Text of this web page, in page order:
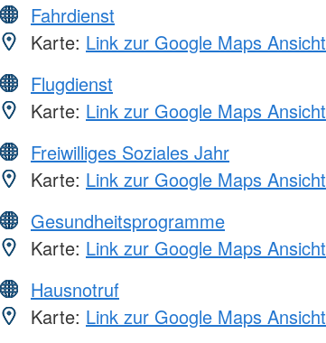
Fahrdienst
Karte: Link zur Google Maps Ansicht
Flugdienst
Karte: Link zur Google Maps Ansicht
Freiwilliges Soziales Jahr
Karte: Link zur Google Maps Ansicht
Gesundheitsprogramme
Karte: Link zur Google Maps Ansicht
Hausnotruf
Karte: Link zur Google Maps Ansicht